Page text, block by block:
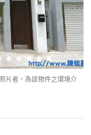
片者，為該物件之環境介